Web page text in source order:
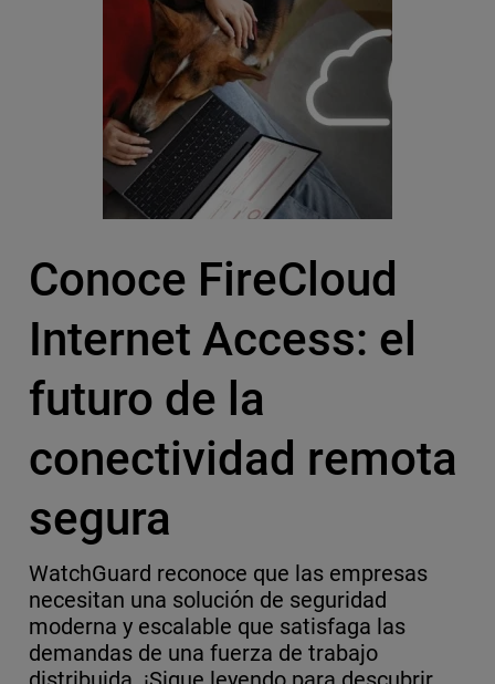
Conoce FireCloud
Internet Access: el
futuro de la
conectividad remota
segura
WatchGuard reconoce que las empresas
necesitan una solución de seguridad
moderna y escalable que satisfaga las
demandas de una fuerza de trabajo